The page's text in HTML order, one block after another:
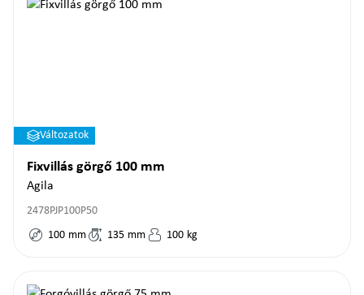
Változatok
Fixvillás görgő 100 mm
Agila
2478PJP100P50
100 mm 135 mm 100 kg